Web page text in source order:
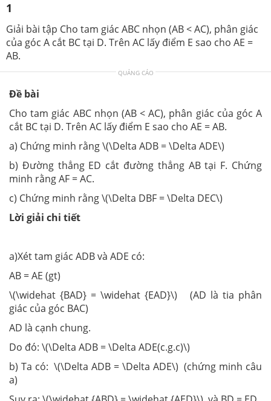
1
Giải bài tập Cho tam giác ABC nhọn (AB < AC), phân giác
của góc A cắt BC tại D. Trên AC lấy điểm E sao cho AE =
AB.
QUẢNG CÁO
Đề bài
Cho tam giác ABC nhọn (AB < AC), phân giác của góc A
cắt BC tại D. Trên AC lấy điểm E sao cho AE = AB.
a) Chứng minh rằng \(\Delta ADB = \Delta ADE\)
b) Đường thẳng ED cắt đường thẳng AB tại F. Chứng
minh rằng AF = AC.
c) Chứng minh rằng \(\Delta DBF = \Delta DEC\)
Lời giải chi tiết
a)Xét tam giác ADB và ADE có:
AB = AE (gt)
\(\widehat {BAD} = \widehat {EAD}\) (AD là tia phân
giác của góc BAC)
AD là cạnh chung.
Do đó: \(\Delta ADB = \Delta ADE(c.g.c)\)
b) Ta có: \(\Delta ADB = \Delta ADE\) (chứng minh câu
a)